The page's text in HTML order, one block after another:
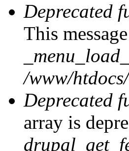
Deprecated
This
/www/
Deprecated
array is